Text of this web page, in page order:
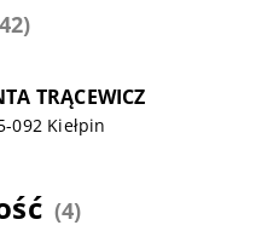
TRĄCEWICZ
092 Kiełpin
(4)